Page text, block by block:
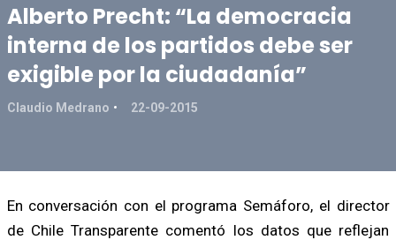
Alberto Precht: “La democracia
interna de los partidos debe ser
exigible por la ciudadanía”
Claudio Medrano 22-09-2015
En conversación con el programa Semáforo, el director
de Chile Transparente comentó los datos que reflejan